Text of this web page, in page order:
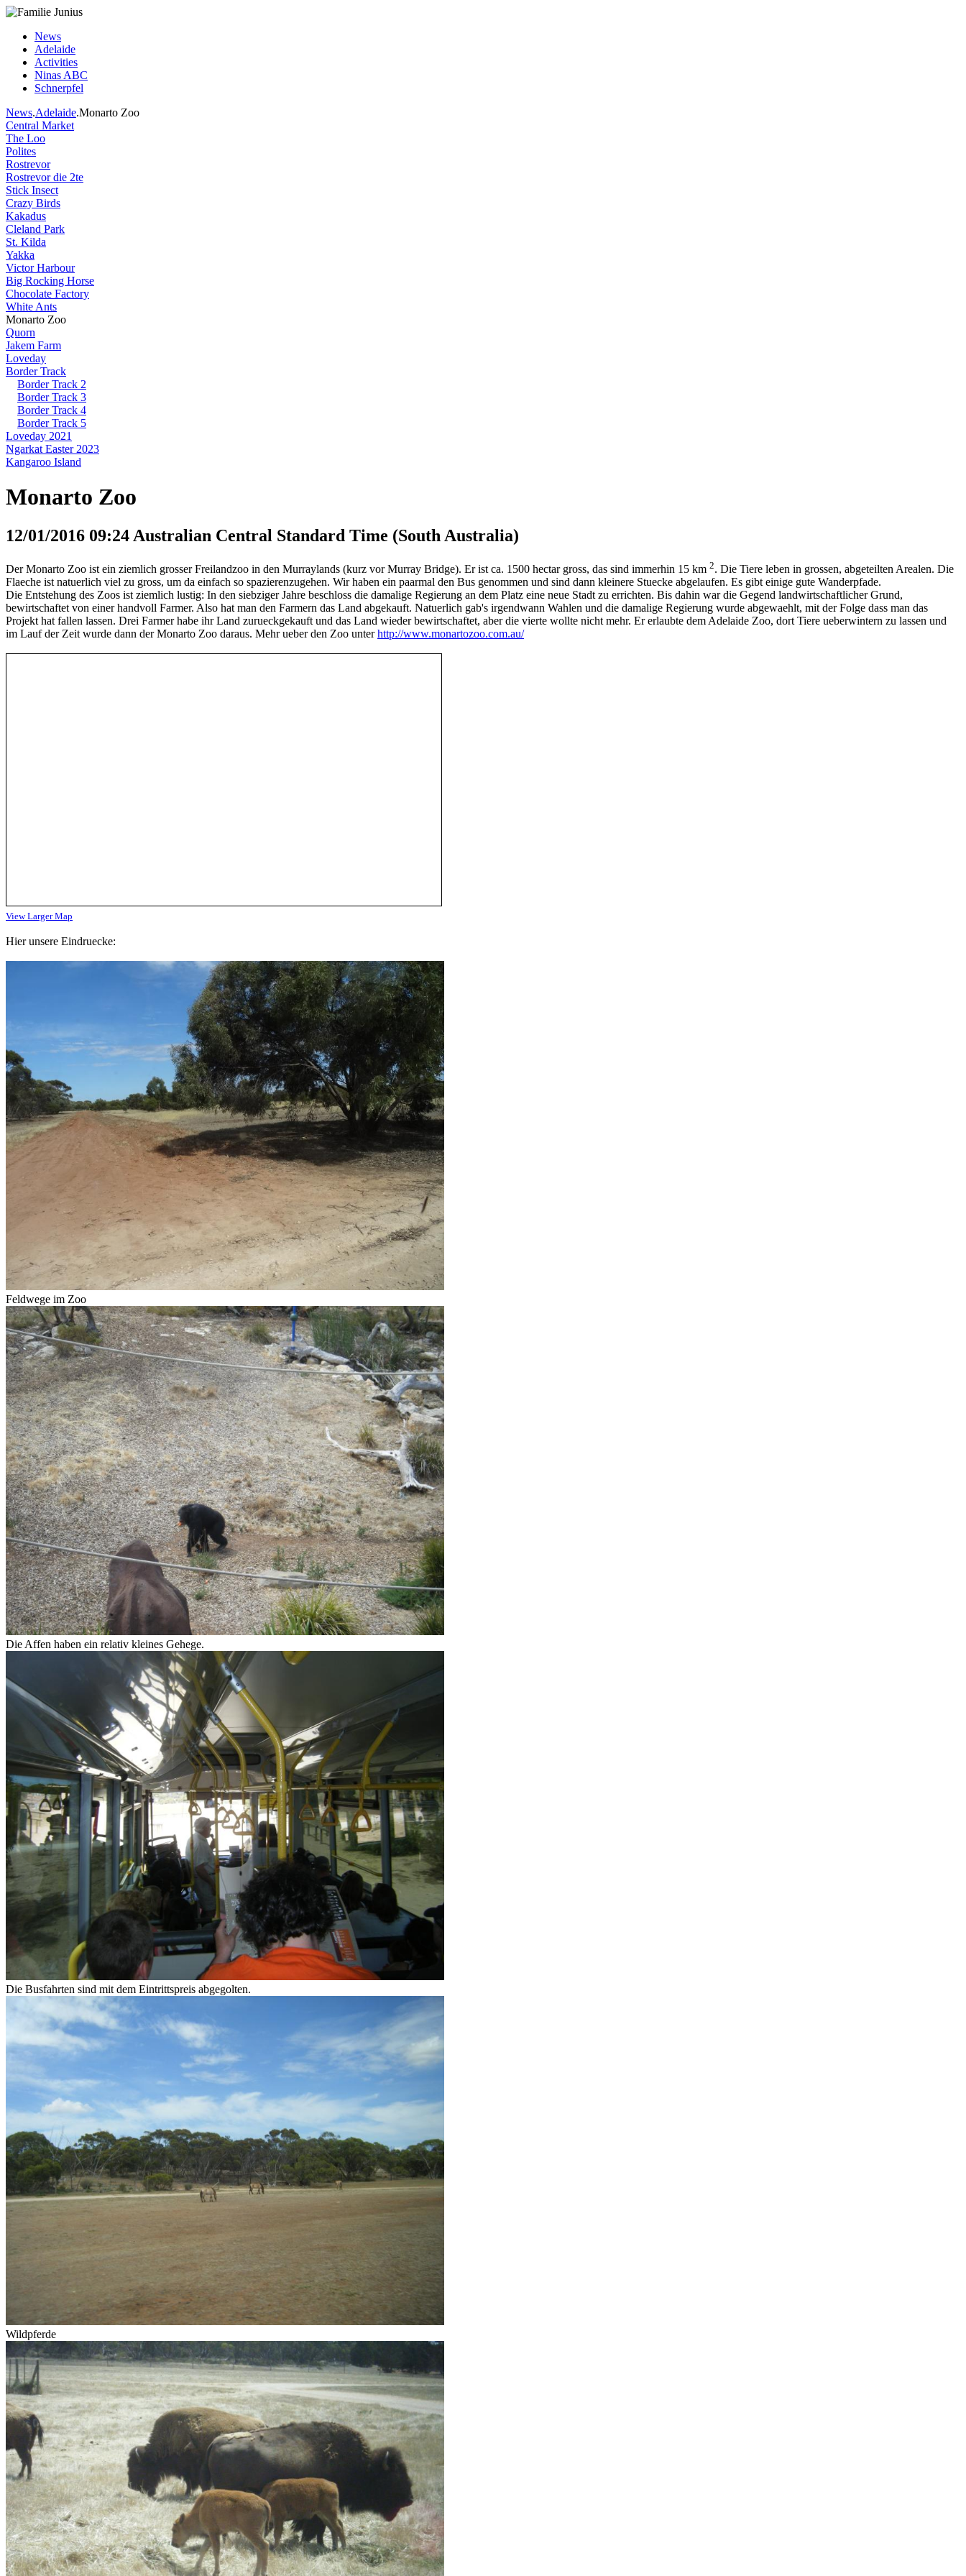
News
Adelaide
Activities
Ninas ABC
Schnerpfel
News.Adelaide.Monarto Zoo
Central Market
The Loo
Polites
Rostrevor
Rostrevor die 2te
Stick Insect
Crazy Birds
Kakadus
Cleland Park
St. Kilda
Yakka
Victor Harbour
Big Rocking Horse
Chocolate Factory
White Ants
Monarto Zoo
Quorn
Jakem Farm
Loveday
Border Track
Border Track 2
Border Track 3
Border Track 4
Border Track 5
Loveday 2021
Ngarkat Easter 2023
Kangaroo Island
Monarto Zoo
12/01/2016 09:24 Australian Central Standard Time (South Australia)
Der Monarto Zoo ist ein ziemlich grosser Freilandzoo in den Murraylands (kurz vor Murray Bridge). Er ist ca. 1500 hectar gross, das sind immerhin 15 km 2. Die Tiere leben in grossen, abgeteilten Arealen. Die
Flaeche ist natuerlich viel zu gross, um da einfach so spazierenzugehen. Wir haben ein paarmal den Bus genommen und sind dann kleinere Stuecke abgelaufen. Es gibt einige gute Wanderpfade.
Die Entstehung des Zoos ist ziemlich lustig: In den siebziger Jahre beschloss die damalige Regierung an dem Platz eine neue Stadt zu errichten. Bis dahin war die Gegend landwirtschaftlicher Grund,
bewirtschaftet von einer handvoll Farmer. Also hat man den Farmern das Land abgekauft. Natuerlich gab's irgendwann Wahlen und die damalige Regierung wurde abgewaehlt, mit der Folge dass man das
Projekt hat fallen lassen. Drei Farmer habe ihr Land zurueckgekauft und das Land wieder bewirtschaftet, aber die vierte wollte nicht mehr. Er erlaubte dem Adelaide Zoo, dort Tiere ueberwintern zu lassen und
im Lauf der Zeit wurde dann der Monarto Zoo daraus. Mehr ueber den Zoo unterhttp://www.monartozoo.com.au/
View Larger Map
Hier unsere Eindruecke:
Feldwege im Zoo
Die Affen haben ein relativ kleines Gehege.
Die Busfahrten sind mit dem Eintrittspreis abgegolten.
Wildpferde